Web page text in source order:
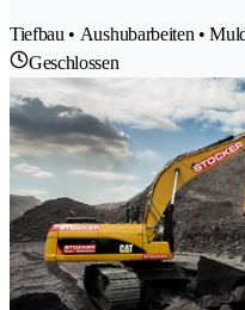
Tiefbau • Aushubarbeiten •
Geschlossen